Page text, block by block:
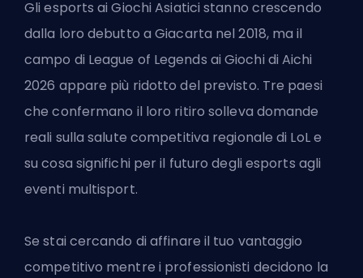
Gli esports ai Giochi Asiatici stanno crescendo
dalla loro debutto a Giacarta nel 2018, ma il
campo di League of Legends ai Giochi di Aichi
2026 appare più ridotto del previsto. Tre paesi
che confermano il loro ritiro solleva domande
reali sulla salute competitiva regionale di LoL e
su cosa significhi per il futuro degli esports agli
eventi multisport.
Se stai cercando di affinare il tuo vantaggio
competitivo mentre i professionisti decidono la